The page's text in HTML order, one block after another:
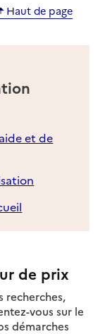
Haut de page
et de
de prix
recherches,
vous sur le
démarches